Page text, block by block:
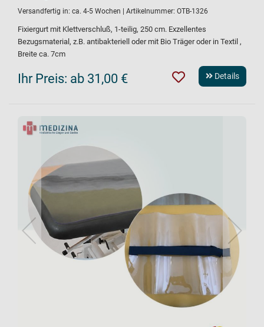
Versandfertig in: ca. 4-5 Wochen | Artikelnummer: OTB-1326
Fixiergurt mit Klettverschluß, 1-teilig, 250 cm. Exzellentes
Bezugsmaterial, z.B. antibakteriell oder mit Bio Träger oder in Textil ,
Breite ca. 7cm
Ihr Preis: ab 31,00 € Details